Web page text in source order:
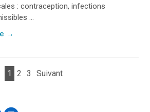
: contraception, infections
...
→
1 2 3 Suivant